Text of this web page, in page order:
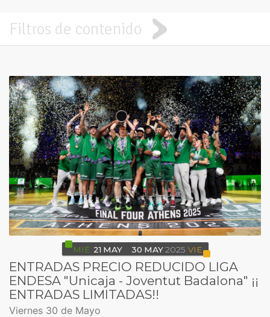
Filtros de contenido
MIÉ 21 MAY 30 MAY 2025 VIE
ENTRADAS PRECIO REDUCIDO LIGA
ENDESA "Unicaja - Joventut Badalona" ¡¡
ENTRADAS LIMITADAS!!
Viernes 30 de Mayo